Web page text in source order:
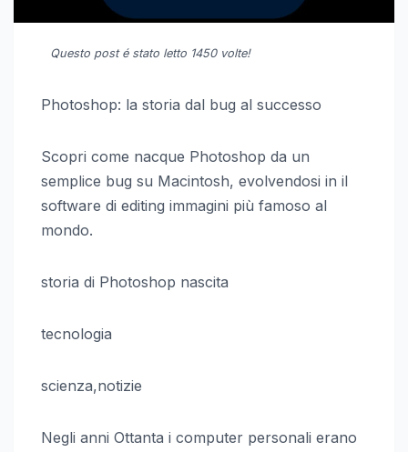
Questo post é stato letto 1450 volte!
Photoshop: la storia dal bug al successo
Scopri come nacque Photoshop da un
semplice bug su Macintosh, evolvendosi in il
software di editing immagini più famoso al
mondo.
storia di Photoshop nascita
tecnologia
scienza,notizie
Negli anni Ottanta i computer personali erano